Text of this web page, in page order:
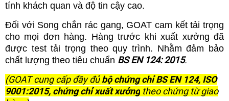
tính khách quan và độ tin cậy cao.
Đối với Song chắn rác gang, GOAT cam kết tải trọng
cho mọi đơn hàng. Hàng trước khi xuất xưởng đã
được test tải trọng theo quy trình. Nhằm đảm bảo
chất lượng theo tiêu chuẩn BS EN 124: 2015.
(GOAT cung cấp đầy đủbộ chứng chỉ BS EN 124, ISO
9001:2015, chứng chỉ xuất xưởng theo chứng từ giao